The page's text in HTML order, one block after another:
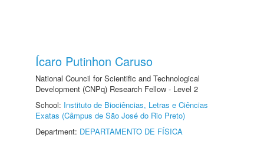
Ícaro Putinhon Caruso
National Council for Scientific and Technological
Development (CNPq) Research Fellow - Level 2
School: Instituto de Biociências, Letras e Ciências
Exatas (Câmpus de São José do Rio Preto)
Department: DEPARTAMENTO DE FÍSICA